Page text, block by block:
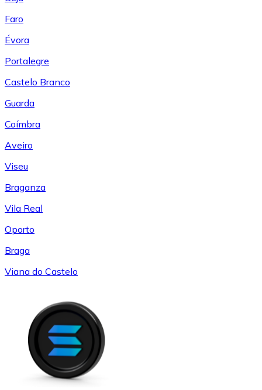
Faro
Évora
Portalegre
Castelo Branco
Guarda
Coímbra
Aveiro
Viseu
Braganza
Vila Real
Oporto
Braga
Viana do Castelo